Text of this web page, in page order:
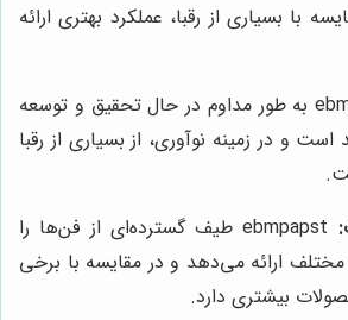
با بسیاری از رقبا، عملکرد بهتری ارائه
ebmpapst به طور مداوم در حال تحقیق و توسعه
و در زمینه نوآوری، از بسیاری از رقبا
ebmpapst طیف گسترده‌ای از فن‌ها را
مختلف ارائه می‌دهد و در مقایسه با برخی
بیشتری دارد.